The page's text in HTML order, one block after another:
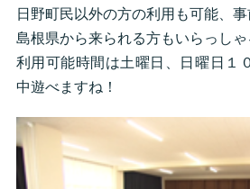
日野町民以外の方の利用も可能、事
島根県から来られる方もいらっしゃ
利用可能時間は土曜日、日曜日１
中遊べますね！